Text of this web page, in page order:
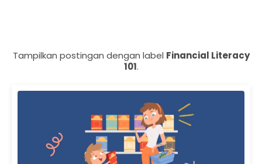
Tampilkan postingan dengan label Financial Literacy
101.